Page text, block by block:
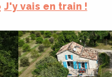
J'y vais en train !